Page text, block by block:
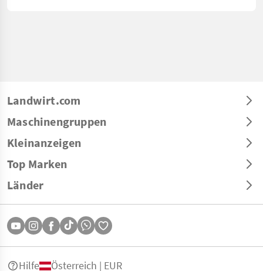
Landwirt.com
Maschinengruppen
Kleinanzeigen
Top Marken
Länder
Hilfe Österreich | EUR